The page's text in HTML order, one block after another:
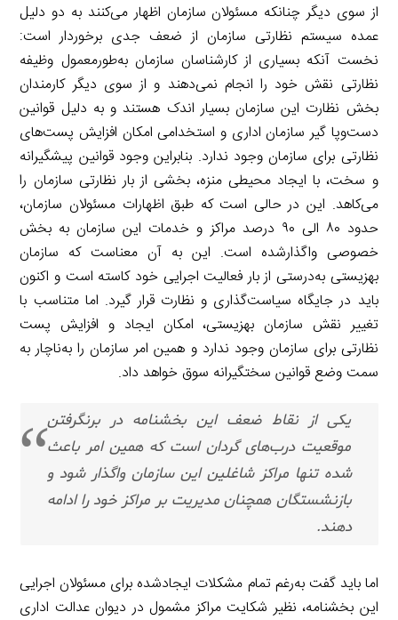
از سوی دیگر چنانکه مسئولان سازمان اظهار می‌کنند به دو دلیل
عمده سیستم نظارتی سازمان از ضعف جدی برخوردار است:
نخست آنکه بسیاری از کارشناسان سازمان به‌طورمعمول وظیفه
نظارتی نقش خود را انجام نمی‌دهند و از سوی دیگر کارمندان
بخش نظارت این سازمان بسیار اندک هستند و به دلیل قوانین
دست‌وپا گیر سازمان اداری و استخدامی امکان افزایش پست‌های
نظارتی برای سازمان وجود ندارد. بنابراین وجود قوانین پیشگیرانه
و سخت، با ایجاد محیطی منزه، بخشی از بار نظارتی سازمان را
می‌کاهد. این در حالی است که طبق اظهارات مسئولان سازمان،
حدود ۸۰ الی ۹۰ درصد مراکز و خدمات این سازمان به بخش
خصوصی واگذارشده است. این به آن معناست که سازمان
بهزیستی به‌درستی از بار فعالیت اجرایی خود کاسته است و اکنون
باید در جایگاه سیاست‌گذاری و نظارت قرار گیرد. اما متناسب با
تغییر نقش سازمان بهزیستی، امکان ایجاد و افزایش پست
نظارتی برای سازمان وجود ندارد و همین امر سازمان را به‌ناچار به
سمت وضع قوانین سختگیرانه سوق خواهد داد.
یکی از نقاط ضعف این بخشنامه در برنگرفتن
موقعیت درب‌های گردان است که همین امر باعث
شده تنها مراکز شاغلین این سازمان واگذار شود و
بازنشستگان همچنان مدیریت بر مراکز خود را ادامه
دهند.
اما باید گفت به‌رغم تمام مشکلات ایجادشده برای مسئولان اجرایی
این بخشنامه، نظیر شکایت مراکز مشمول در دیوان عدالت اداری